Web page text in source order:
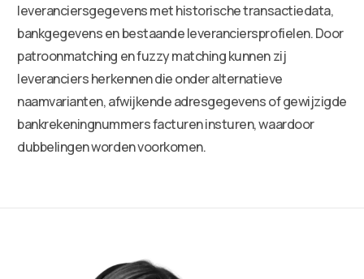
leveranciersgegevens met historische transactiedata,
bankgegevens en bestaande leveranciersprofielen. Door
patroonmatching en fuzzy matching kunnen zij
leveranciers herkennen die onder alternatieve
naamvarianten, afwijkende adresgegevens of gewijzigde
bankrekeningnummers facturen insturen, waardoor
dubbelingen worden voorkomen.